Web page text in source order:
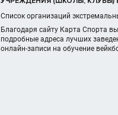
Список организаций
Благодаря сайту Карта Спорта
подробные адреса лучших
онлайн-записи на обучение